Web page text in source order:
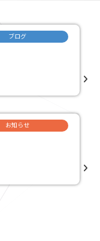
ブログ
お知らせ